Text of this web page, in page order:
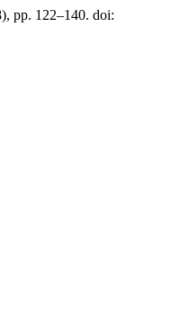
pp. 122–140. doi: